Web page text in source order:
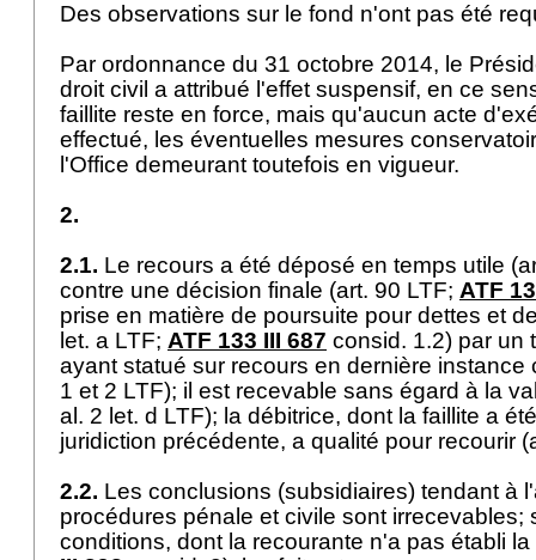
Des observations sur le fond n'ont pas été
Par ordonnance du 31 octobre 2014, le
droit civil a attribué l'effet suspensif, en ce
faillite reste en force, mais qu'aucun acte
effectué, les éventuelles mesures
l'Office demeurant toutefois en vigueur.
2.
2.1. Le recours a été déposé en temps utile (
contre une décision finale (art. 90 LTF; ATF
prise en matière de poursuite pour dettes et
let. a LTF; ATF 133 III 687 consid. 1.2) par un
ayant statué sur recours en dernière instance
1 et 2 LTF); il est recevable sans égard à la
al. 2 let. d LTF); la débitrice, dont la faillite a
juridiction précédente, a qualité pour recourir (
2.2. Les conclusions (subsidiaires) tendant à
procédures pénale et civile sont irrecevables;
conditions, dont la recourante n'a pas établi la